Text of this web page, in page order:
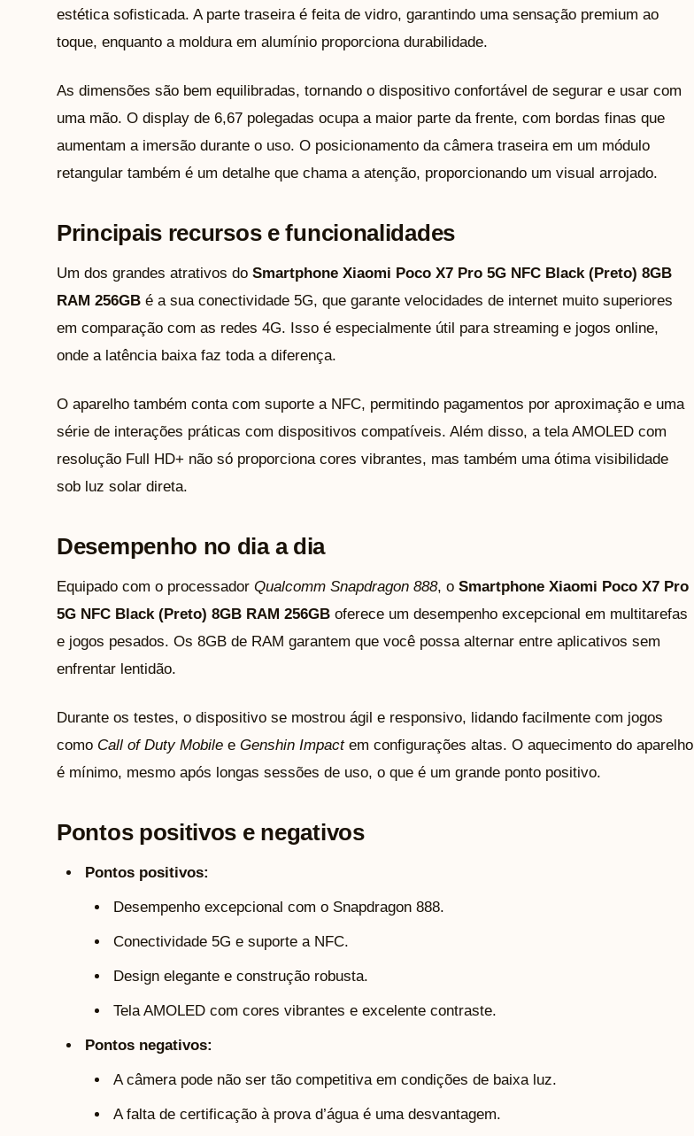
estética sofisticada. A parte traseira é feita de vidro, garantindo uma sensação premium ao
toque, enquanto a moldura em alumínio proporciona durabilidade.
As dimensões são bem equilibradas, tornando o dispositivo confortável de segurar e usar com
uma mão. O display de 6,67 polegadas ocupa a maior parte da frente, com bordas finas que
aumentam a imersão durante o uso. O posicionamento da câmera traseira em um módulo
retangular também é um detalhe que chama a atenção, proporcionando um visual arrojado.
Principais recursos e funcionalidades
Um dos grandes atrativos do Smartphone Xiaomi Poco X7 Pro 5G NFC Black (Preto) 8GB
RAM 256GB é a sua conectividade 5G, que garante velocidades de internet muito superiores
em comparação com as redes 4G. Isso é especialmente útil para streaming e jogos online,
onde a latência baixa faz toda a diferença.
O aparelho também conta com suporte a NFC, permitindo pagamentos por aproximação e uma
série de interações práticas com dispositivos compatíveis. Além disso, a tela AMOLED com
resolução Full HD+ não só proporciona cores vibrantes, mas também uma ótima visibilidade
sob luz solar direta.
Desempenho no dia a dia
Equipado com o processador Qualcomm Snapdragon 888, o Smartphone Xiaomi Poco X7 Pro
5G NFC Black (Preto) 8GB RAM 256GB oferece um desempenho excepcional em multitarefas
e jogos pesados. Os 8GB de RAM garantem que você possa alternar entre aplicativos sem
enfrentar lentidão.
Durante os testes, o dispositivo se mostrou ágil e responsivo, lidando facilmente com jogos
como Call of Duty Mobile e Genshin Impactem configurações altas. O aquecimento do aparelho
é mínimo, mesmo após longas sessões de uso, o que é um grande ponto positivo.
Pontos positivos e negativos
Pontos positivos:
Desempenho excepcional com o Snapdragon 888.
Conectividade 5G e suporte a NFC.
Design elegante e construção robusta.
Tela AMOLED com cores vibrantes e excelente contraste.
Pontos negativos:
A câmera pode não ser tão competitiva em condições de baixa luz.
A falta de certificação à prova d’água é uma desvantagem.